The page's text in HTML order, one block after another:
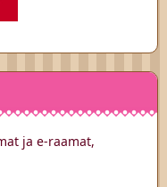
ja e-raamat,